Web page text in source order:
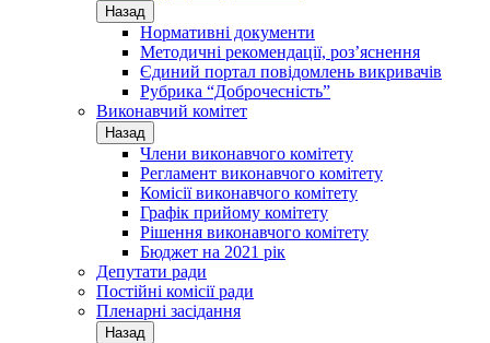
Назад
Нормативні документи
Методичні рекомендації, роз’яснення
Єдиний портал повідомлень викривачів
Рубрика “Доброчесність”
Виконавчий комітет
Назад
Члени виконавчого комітету
Регламент виконавчого комітету
Комісії виконавчого комітету
Графік прийому комітету
Рішення виконавчого комітету
Бюджет на 2021 рік
Депутати ради
Постійні комісії ради
Пленарні засідання
Назад